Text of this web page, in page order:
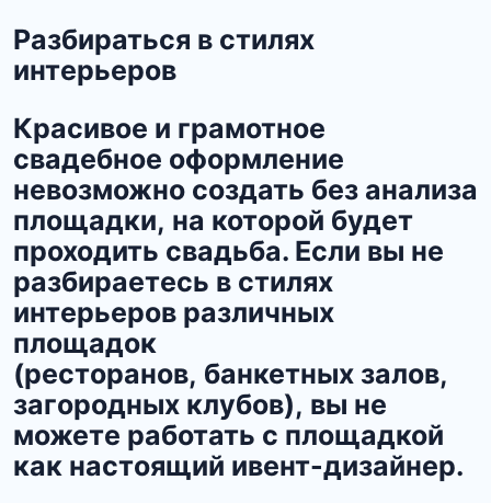
Разбираться в стилях
интерьеров
Красивое и грамотное
свадебное оформление
невозможно создать без анализа
площадки, на которой будет
проходить свадьба. Если вы не
разбираетесь в стилях
интерьеров различных
площадок
(ресторанов, банкетных залов,
загородных клубов), вы не
можете работать с площадкой
как настоящий ивент-дизайнер.